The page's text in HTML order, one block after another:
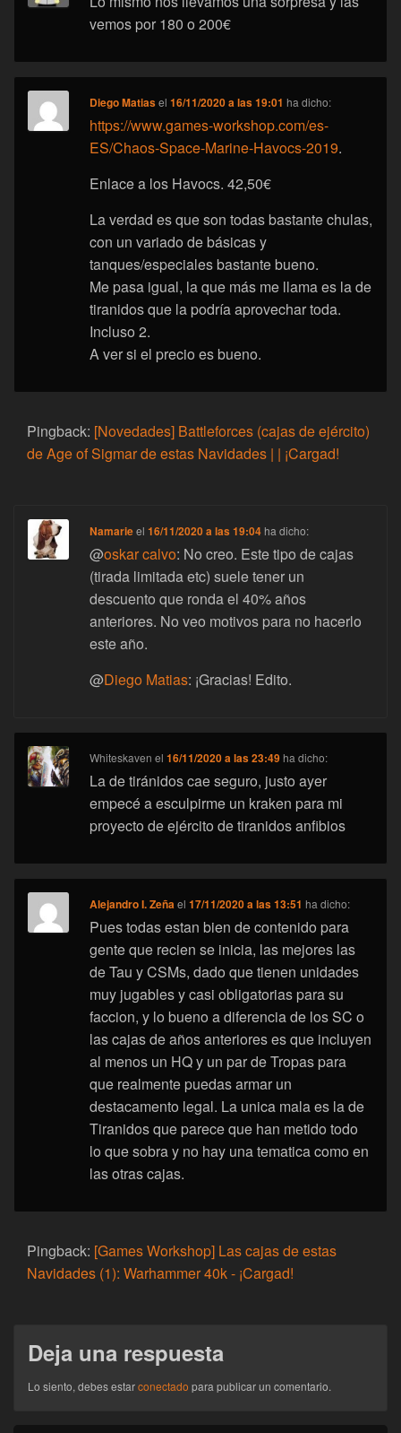
vemos por 180 o 200€
Diego Matiasel16/11/2020 a las 19:01 ha dicho:
https://www.games-workshop.com/es-
ES/Chaos-Space-Marine-Havocs-2019.
Enlace a los Havocs. 42,50€
La verdad es que son todas bastante chulas,
con un variado de básicas y
tanques/especiales bastante bueno.
Me pasa igual, la que más me llama es la de
tiranidos que la podría aprovechar toda.
Incluso 2.
A ver si el precio es bueno.
Pingback: [Novedades] Battleforces (cajas de ejército)
de Age of Sigmar de estas Navidades | | ¡Cargad!
Namarieel16/11/2020 a las 19:04 ha dicho:
@oskar calvo: No creo. Este tipo de cajas
(tirada limitada etc) suele tener un
descuento que ronda el 40% años
anteriores. No veo motivos para no hacerlo
este año.
@Diego Matias: ¡Gracias! Edito.
Whiteskaven el16/11/2020 a las 23:49 ha dicho:
La de tiránidos cae seguro, justo ayer
empecé a esculpirme un kraken para mi
proyecto de ejército de tiranidos anfibios
Alejandro I. Zeñael17/11/2020 a las 13:51 ha dicho:
Pues todas estan bien de contenido para
gente que recien se inicia, las mejores las
de Tau y CSMs, dado que tienen unidades
muy jugables y casi obligatorias para su
faccion, y lo bueno a diferencia de los SC o
las cajas de años anteriores es que incluyen
al menos un HQ y un par de Tropas para
que realmente puedas armar un
destacamento legal. La unica mala es la de
Tiranidos que parece que han metido todo
lo que sobra y no hay una tematica como en
las otras cajas.
Pingback: [Games Workshop] Las cajas de estas
Navidades (1): Warhammer 40k - ¡Cargad!
Deja una respuesta
Lo siento, debes estarconectado para publicar un comentario.